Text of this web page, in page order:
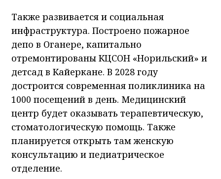
Также развивается и социальная
инфраструктура. Построено пожарное
депо в Оганере, капитально
отремонтированы КЦСОН «Норильский» и
детсад в Кайеркане. В 2028 году
достроится современная поликлиника на
1000 посещений в день. Медицинский
центр будет оказывать терапевтическую,
стоматологическую помощь. Также
планируется открыть там женскую
консультацию и педиатрическое
отделение.